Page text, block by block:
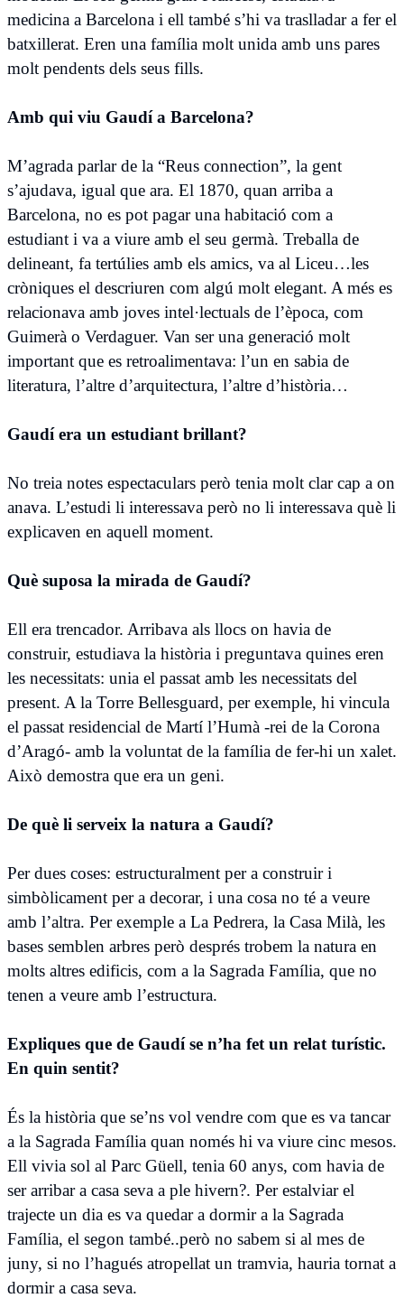
medicina a Barcelona i ell també s’hi va traslladar a fer el
batxillerat. Eren una família molt unida amb uns pares
molt pendents dels seus fills.
Amb qui viu Gaudí a Barcelona?
M’agrada parlar de la “Reus connection”, la gent
s’ajudava, igual que ara. El 1870, quan arriba a
Barcelona, no es pot pagar una habitació com a
estudiant i va a viure amb el seu germà. Treballa de
delineant, fa tertúlies amb els amics, va al Liceu…les
cròniques el descriuren com algú molt elegant. A més es
relacionava amb joves intel·lectuals de l’època, com
Guimerà o Verdaguer. Van ser una generació molt
important que es retroalimentava: l’un en sabia de
literatura, l’altre d’arquitectura, l’altre d’història…
Gaudí era un estudiant brillant?
No treia notes espectaculars però tenia molt clar cap a on
anava. L’estudi li interessava però no li interessava què li
explicaven en aquell moment.
Què suposa la mirada de Gaudí?
Ell era trencador. Arribava als llocs on havia de
construir, estudiava la història i preguntava quines eren
les necessitats: unia el passat amb les necessitats del
present. A la Torre Bellesguard, per exemple, hi vincula
el passat residencial de Martí l’Humà -rei de la Corona
d’Aragó- amb la voluntat de la família de fer-hi un xalet.
Això demostra que era un geni.
De què li serveix la natura a Gaudí?
Per dues coses: estructuralment per a construir i
simbòlicament per a decorar, i una cosa no té a veure
amb l’altra. Per exemple a La Pedrera, la Casa Milà, les
bases semblen arbres però després trobem la natura en
molts altres edificis, com a la Sagrada Família, que no
tenen a veure amb l’estructura.
Expliques que de Gaudí se n’ha fet un relat turístic.
En quin sentit?
És la història que se’ns vol vendre com que es va tancar
a la Sagrada Família quan només hi va viure cinc mesos.
Ell vivia sol al Parc Güell, tenia 60 anys, com havia de
ser arribar a casa seva a ple hivern?. Per estalviar el
trajecte un dia es va quedar a dormir a la Sagrada
Família, el segon també..però no sabem si al mes de
juny, si no l’hagués atropellat un tramvia, hauria tornat a
dormir a casa seva.